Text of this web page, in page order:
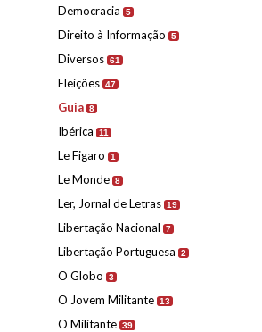
Democracia 5
Direito à Informação 5
Diversos 61
Eleições 47
Guia 8
Ibérica 11
Le Figaro 1
Le Monde 8
Ler, Jornal de Letras 19
Libertação Nacional 7
Libertação Portuguesa 2
O Globo 3
O Jovem Militante 13
O Militante 39